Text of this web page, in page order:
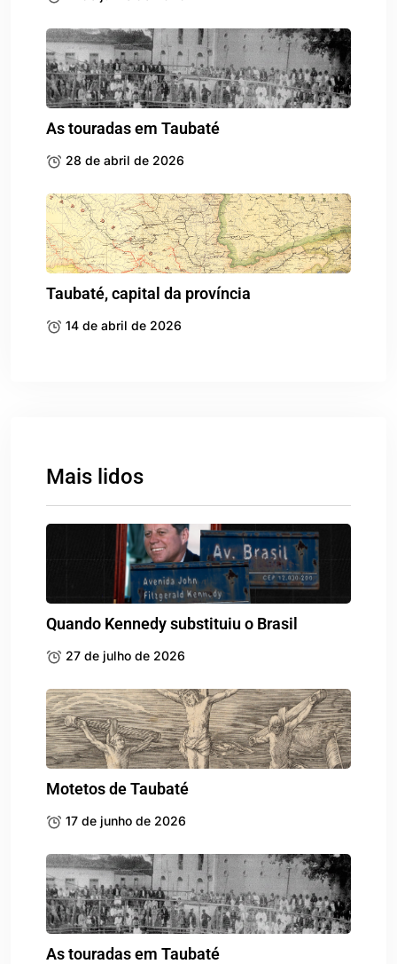
As touradas em Taubaté
28 de abril de 2026
Taubaté, capital da província
14 de abril de 2026
Mais lidos
Quando Kennedy substituiu o Brasil
27 de julho de 2026
Motetos de Taubaté
17 de junho de 2026
As touradas em Taubaté